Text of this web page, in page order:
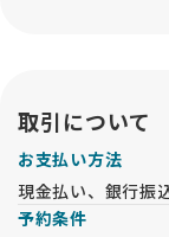
取引について
お支払い方法
現金払い、銀行振
予約条件